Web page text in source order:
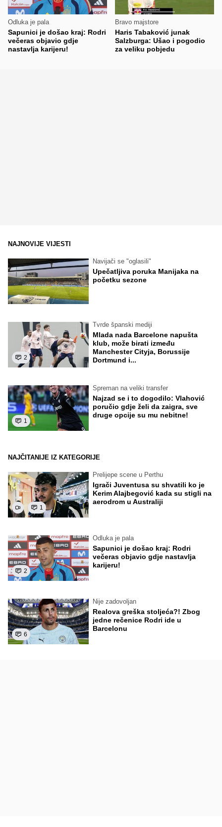
Odluka je pala
Sapunici je došao kraj: Rodri
večeras objavio gdje
nastavlja karijeru!
Bravo majstore
Haris Tabaković junak
Salzburga: Ušao i pogodio
za veliku pobjedu
NAJNOVIJE VIJESTI
Navijači se "oglasili"
Upečatljiva poruka Manijaka na
početku sezone
2
Tvrde španski mediji
Mlada nada Barcelone napušta
klub, može birati između
Manchester Cityja, Borussije
Dortmund i...
1
Spreman na veliki transfer
Najzad se i to dogodilo: Vlahović
poručio gdje želi da zaigra, sve
druge opcije su mu nebitne!
NAJČITANIJE IZ KATEGORIJE
1
Prelijepe scene u Perthu
Igrači Juventusa su shvatili ko je
Kerim Alajbegović kada su stigli na
aerodrom u Australiji
2
Odluka je pala
Sapunici je došao kraj: Rodri
večeras objavio gdje nastavlja
karijeru!
6
Nije zadovoljan
Realova greška stoljeća?! Zbog
jedne rečenice Rodri ide u
Barcelonu